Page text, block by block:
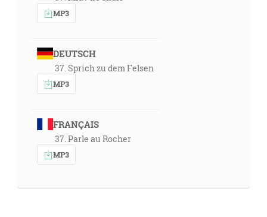
MP3
DEUTSCH
37. Sprich zu dem Felsen
MP3
FRANÇAIS
37. Parle au Rocher
MP3